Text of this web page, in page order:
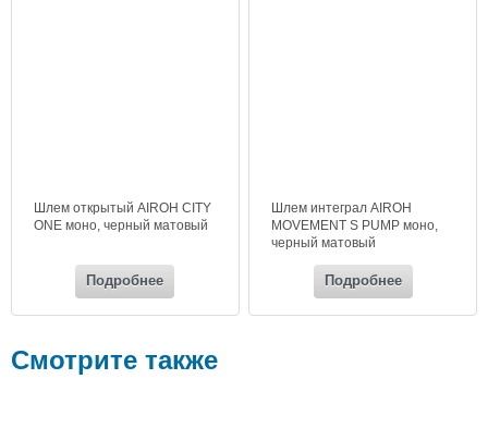
Шлем открытый AIROH CITY
ONE моно, черный матовый
Подробнее
Шлем интеграл AIROH
MOVEMENT S PUMP моно,
черный матовый
Подробнее
Смотрите также